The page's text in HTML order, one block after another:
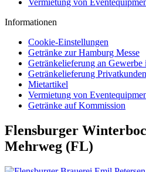
Vermietung von
Informationen
Cookie-Einstellungen
Getränke zur Hamburg Messe
Getränkelieferung an
Getränkelieferung
Mietartikel
Vermietung von
Getränke auf Kommission
Flensburger
Mehrweg (FL)